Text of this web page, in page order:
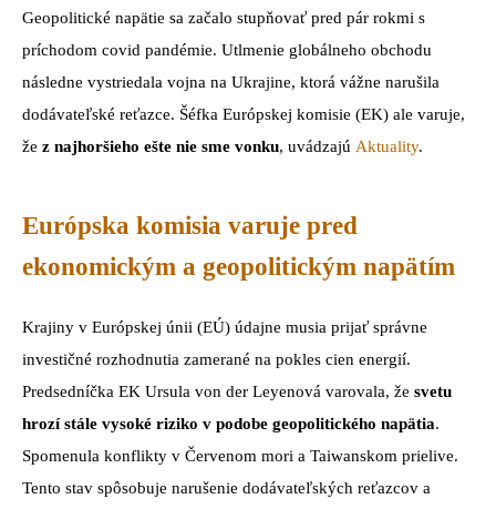
Geopolitické napätie sa začalo stupňovať pred pár rokmi s
príchodom covid pandémie. Utlmenie globálneho obchodu
následne vystriedala vojna na Ukrajine, ktorá vážne narušila
dodávateľské reťazce. Šéfka Európskej komisie (EK) ale varuje,
že z najhoršieho ešte nie sme vonku, uvádzajú Aktuality.
Európska komisia varuje pred
ekonomickým a geopolitickým napätím
Krajiny v Európskej únii (EÚ) údajne musia prijať správne
investičné rozhodnutia zamerané na pokles cien energií.
Predsedníčka EK Ursula von der Leyenová varovala, že svetu
hrozí stále vysoké riziko v podobe geopolitického napätia.
Spomenula konflikty v Červenom mori a Taiwanskom prielive.
Tento stav spôsobuje narušenie dodávateľských reťazcov a